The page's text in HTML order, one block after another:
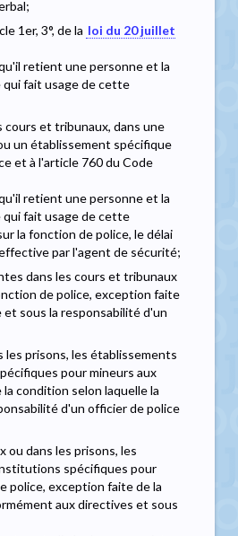
1er, 3°, de la loi du 20 juillet
retient une personne et la
qui fait usage de cette
et tribunaux, dans une
un établissement spécifique
et à l'article 760 du Code
retient une personne et la
qui fait usage de cette
la fonction de police, le délai
par l'agent de sécurité;
dans les cours et tribunaux
de police, exception faite
sous la responsabilité d'un
les prisons, les établissements
pour mineurs aux
condition selon laquelle la
d'un officier de police
dans les prisons, les
spécifiques pour
police, exception faite de la
aux directives et sous